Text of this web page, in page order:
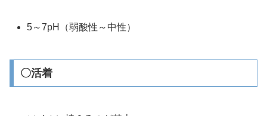
5～7pH（弱酸性～中性）
〇活着